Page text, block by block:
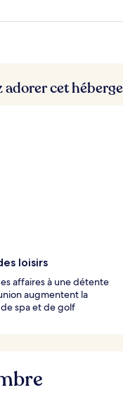
adorer cet
loisirs
affaires à une détente
augmentent la
spa et de golf